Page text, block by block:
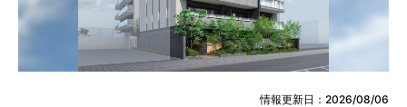
情報更新日：2026/08/06